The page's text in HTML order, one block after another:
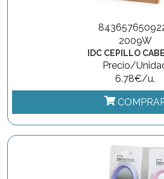
2009W
IDC CEPILLO
Precio/
6.78€/u.